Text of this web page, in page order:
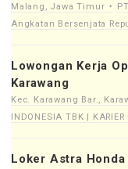
Malang, Jawa Timur
Angkatan Bersenjata
Lowongan Kerja
Karawang
Kec. Karawang Bar.,
INDONESIA TBK | KARIER
Loker Astra